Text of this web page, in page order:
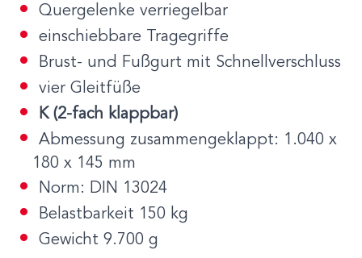
Quergelenke verriegelbar
einschiebbare Tragegriffe
Brust- und Fußgurt mit Schnellverschluss
vier Gleitfüße
K (2-fach klappbar)
Abmessung zusammengeklappt: 1.040 x
180 x 145 mm
Norm: DIN 13024
Belastbarkeit 150 kg
Gewicht 9.700 g